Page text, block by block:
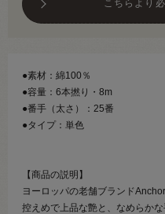
こちらより
●素材：綿100％
●容量：6本撚り・8m
●番手（太さ）：25番
●タイプ：単色
【商品の説明】
ヨーロッパの老舗ブランド
控えめで上品な艶と、なめらかな